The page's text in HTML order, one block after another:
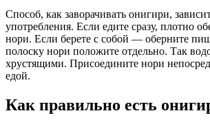
Способ, как заворачивать онигири,
употребления. Если едите сразу, плотно
нори. Если берете с собой — оберните
полоску нори положите отдельно. Так
хрустящими. Присоедините нори
едой.
Как правильно есть